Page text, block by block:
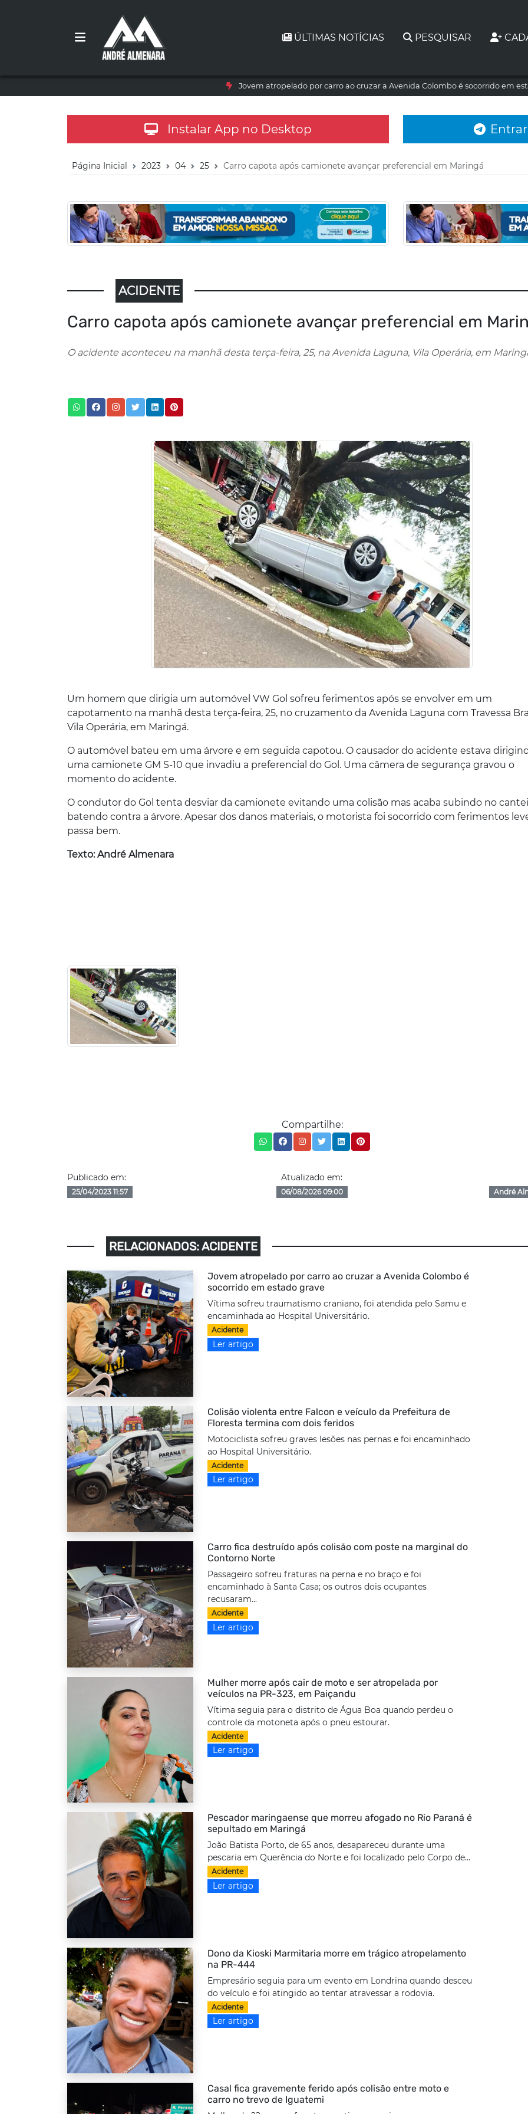
ÚLTIMAS NOTÍCIAS PESQUISAR
Jovem atropelado por carro ao cruzar a Avenida Colombo é socorrido em
Instalar App no Desktop
Página Inicial 2023 04 25 Carro capota após camionete avançar preferencial em Maringá
ACIDENTE
Carro capota após camionete avançar preferencial em
O acidente aconteceu na manhã desta terça-feira, 25, na Avenida Laguna, Vila Operária, em
Um homem que dirigia um automóvel VW Gol sofreu ferimentos após se envolver em um
capotamento na manhã desta terça-feira, 25, no cruzamento da Avenida Laguna com Travessa
Vila Operária, em Maringá.
O automóvel bateu em uma árvore e em seguida capotou. O causador do acidente estava
uma camionete GM S-10 que invadiu a preferencial do Gol. Uma câmera de segurança gravou o
momento do acidente.
O condutor do Gol tenta desviar da camionete evitando uma colisão mas acaba subindo no
batendo contra a árvore. Apesar dos danos materiais, o motorista foi socorrido com ferimentos
passa bem.
Texto: André Almenara
Compartilhe:
Publicado em:
25/04/2023 11:57
Atualizado em:
06/08/2026 09:00 André
RELACIONADOS: ACIDENTE
Jovem atropelado por carro ao cruzar a Avenida Colombo é
socorrido em estado grave
Vítima sofreu traumatismo craniano, foi atendida pelo Samu e
encaminhada ao Hospital Universitário.
Acidente
Ler artigo
Colisão violenta entre Falcon e veículo da Prefeitura de
Floresta termina com dois feridos
Motociclista sofreu graves lesões nas pernas e foi encaminhado
ao Hospital Universitário.
Acidente
Ler artigo
Carro fica destruído após colisão com poste na marginal do
Contorno Norte
Passageiro sofreu fraturas na perna e no braço e foi
encaminhado à Santa Casa; os outros dois ocupantes
recusaram...
Acidente
Ler artigo
Mulher morre após cair de moto e ser atropelada por
veículos na PR-323, em Paiçandu
Vítima seguia para o distrito de Água Boa quando perdeu o
controle da motoneta após o pneu estourar.
Acidente
Ler artigo
Pescador maringaense que morreu afogado no Rio Paraná é
sepultado em Maringá
João Batista Porto, de 65 anos, desapareceu durante uma
pescaria em Querência do Norte e foi localizado pelo Corpo de...
Acidente
Ler artigo
Dono da Kioski Marmitaria morre em trágico atropelamento
na PR-444
Empresário seguia para um evento em Londrina quando desceu
do veículo e foi atingido ao tentar atravessar a rodovia.
Acidente
Ler artigo
Casal fica gravemente ferido após colisão entre moto e
carro no trevo de Iguatemi